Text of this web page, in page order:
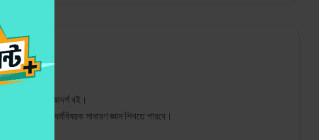
শিক্ষা একটি আদর্শ বই।
ইসলাম ধর্মবিষয়ক সাধারণ জ্ঞান শিখতে পারবে।
করতে পারবে।